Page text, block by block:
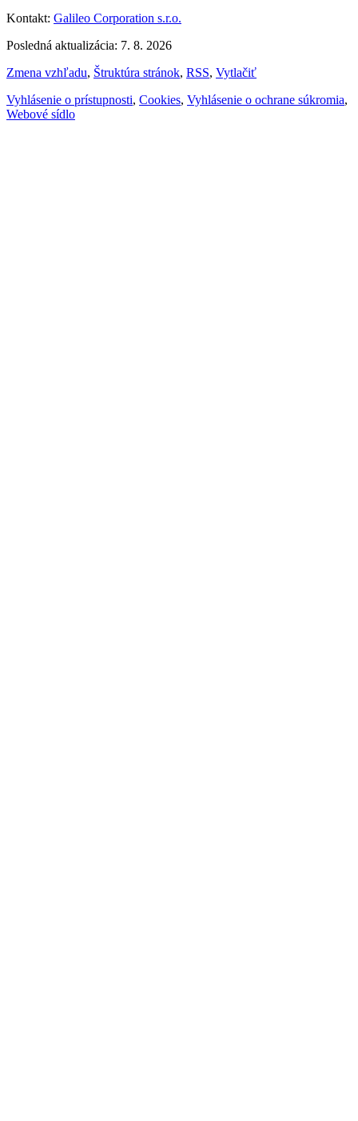
Kontakt: Galileo Corporation s.r.o.
Posledná aktualizácia: 7. 8. 2026
Zmena vzhľadu, Štruktúra stránok, RSS, Vytlačiť
Vyhlásenie o prístupnosti, Cookies, Vyhlásenie o ochrane súkromia,
Webové sídlo